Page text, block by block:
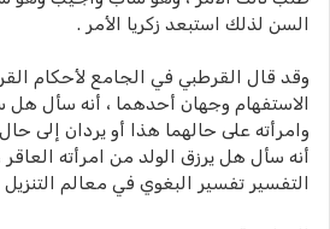
السن لذلك استبعد زكريا الأمر .
وقد قال القرطبي في الجامع لأحكام
الاستفهام وجهان أحدهما ، أنه سأل هل
وامرأته على حالهما هذا أو يردان إلى
أنه سأل هل يرزق الولد من امرأته
التفسير تفسير البغوي في معالم التنزيل .